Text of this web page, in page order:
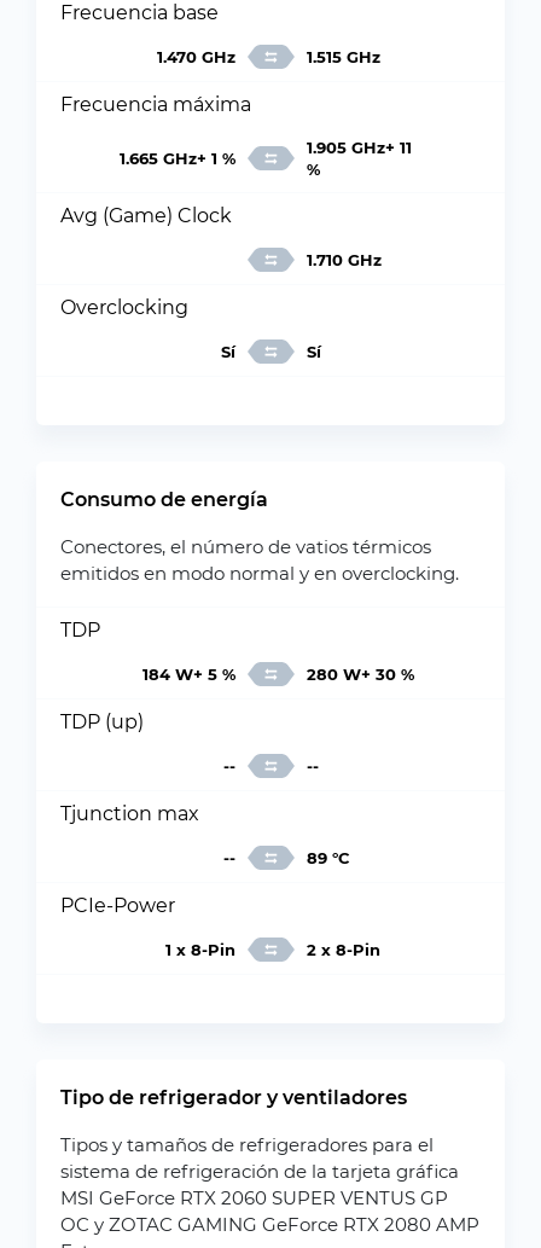
Frecuencia base
1.470 GHz 1.515 GHz
Frecuencia máxima
1.665 GHz+ 1 %
1.905 GHz+ 11
%
Avg (Game) Clock
1.710 GHz
Overclocking
Sí Sí
Consumo de energía
Conectores, el número de vatios térmicos
emitidos en modo normal y en overclocking.
TDP
184 W+ 5 % 280 W+ 30 %
TDP (up)
-- --
Tjunction max
-- 89 °C
PCIe-Power
1 x 8-Pin 2 x 8-Pin
Tipo de refrigerador y ventiladores
Tipos y tamaños de refrigeradores para el
sistema de refrigeración de la tarjeta gráfica
MSI GeForce RTX 2060 SUPER VENTUS GP
OC y ZOTAC GAMING GeForce RTX 2080 AMP